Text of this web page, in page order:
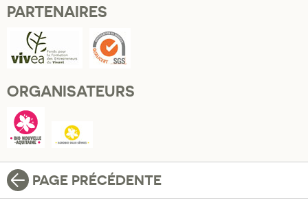
PARTENAIRES
ORGANISATEURS
PAGE PRÉCÉDENTE